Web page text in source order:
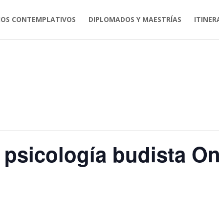
CONTEMPLATIVOS DIPLOMADOS Y MAESTRÍAS
budista